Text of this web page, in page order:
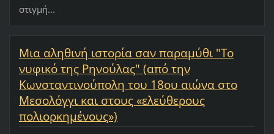
στιγμή...
Μια αληθινή ιστορία σαν παραμύθι "Το
νυφικό της Ρηνούλας" (από την
Κωνσταντινούπολη του 18ου αιώνα στο
Μεσολόγγι και στους «ελεύθερους
πολιορκημένους»)